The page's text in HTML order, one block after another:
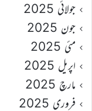
جولائی 2025
جون 2025
مئی 2025
اپریل 2025
مارچ 2025
فروری 2025